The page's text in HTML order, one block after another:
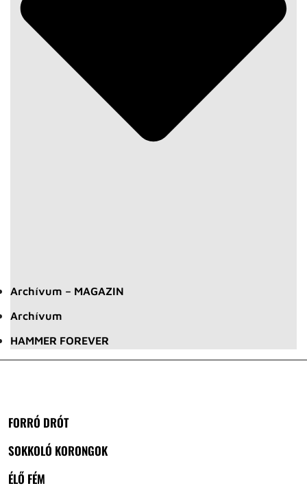
Archívum – MAGAZIN
Archívum
HAMMER FOREVER
FORRÓ DRÓT
SOKKOLÓ KORONGOK
ÉLŐ FÉM